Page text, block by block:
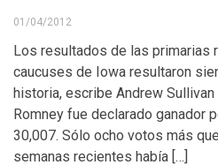
01/04/2012
Los resultados de las primarias
caucuses de Iowa resultaron
historia, escribe Andrew
Romney fue declarado ganador
30,007. Sólo ocho votos más
semanas recientes había […]